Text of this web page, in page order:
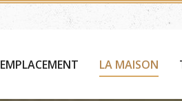
EMPLACEMENT LA MAISON